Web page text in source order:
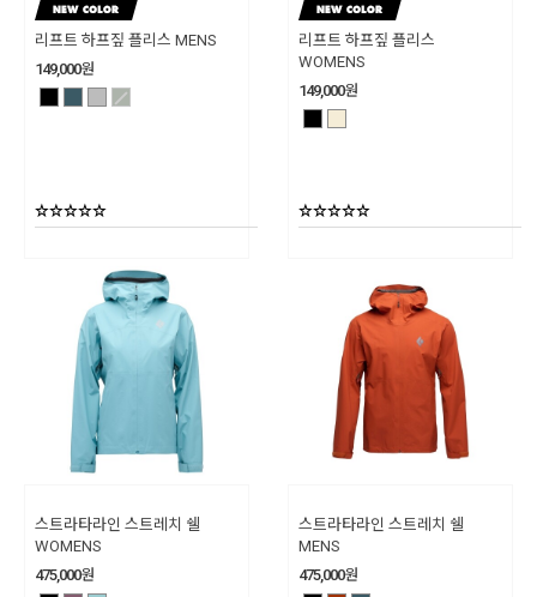
리프트 하프짚 플리스 MENS
149,000원
리프트 하프짚 플리스
WOMENS
149,000원
스트라타라인 스트레치 쉘
WOMENS
475,000원
스트라타라인 스트레치 쉘
MENS
475,000원